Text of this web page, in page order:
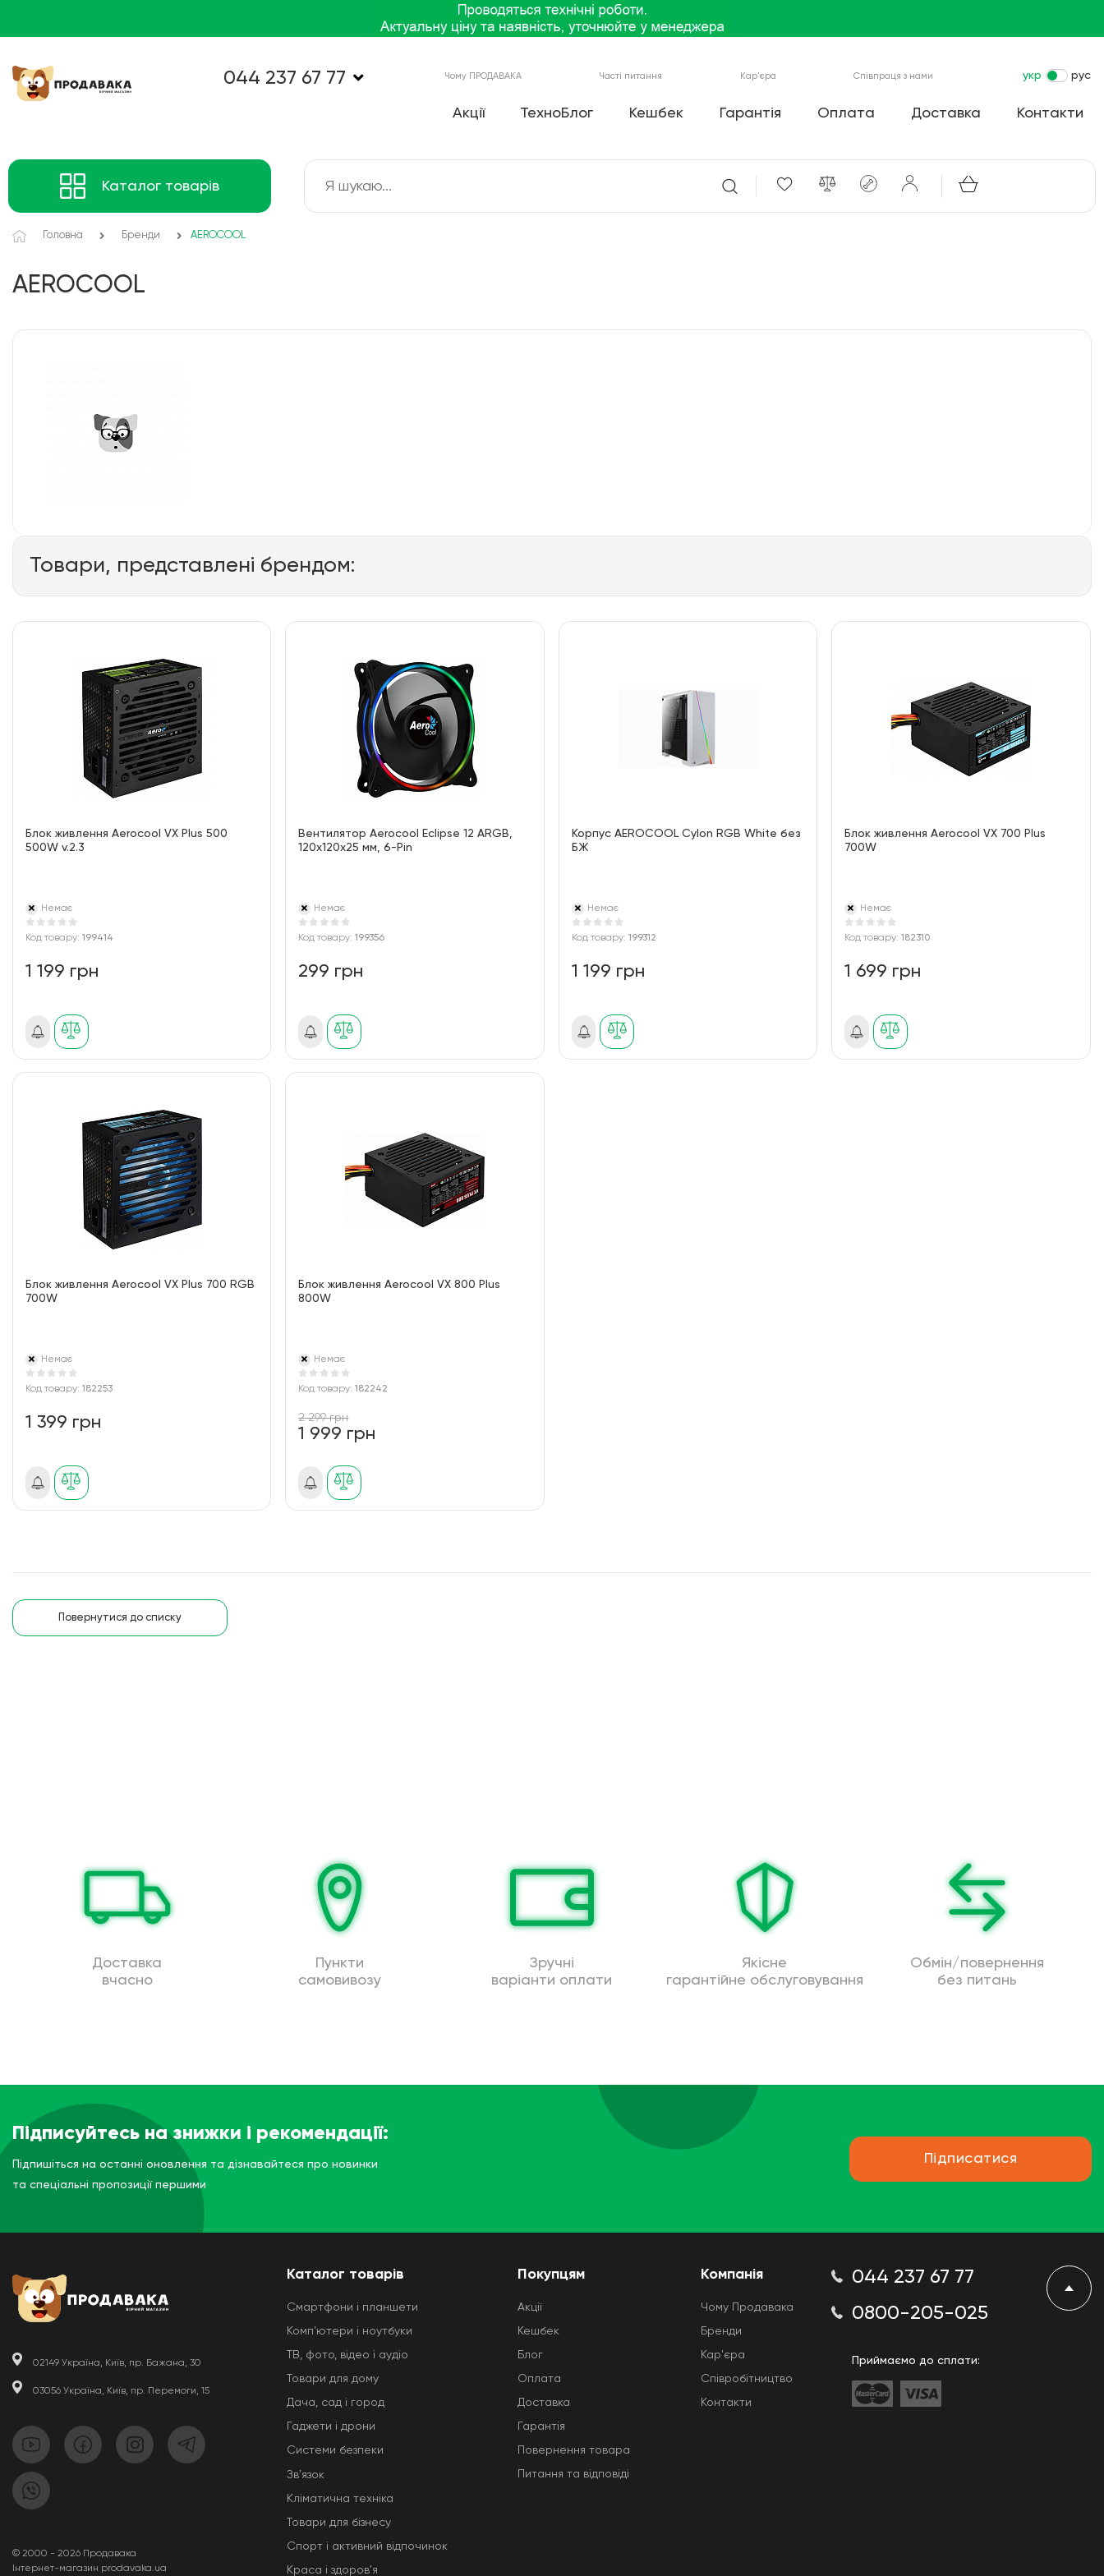
044 237 67 77 Чому ПРОДАВАКА Часті питання Кар'єра Співпраця з нами укр рус
Акції ТехноБлог Кешбек Гарантія Оплата Доставка Контакти
Каталог товарів
Головна Бренди AEROCOOL
AEROCOOL
Товари, представлені брендом:
Блок живлення Aerocool VX Plus 500
500W v.2.3
Немає
Код товару: 199414
1 199 грн
Вентилятор Aerocool Eclipse 12 ARGB,
120х120х25 мм, 6-Pin
Немає
Код товару:199356
299 грн
Корпус AEROCOOL Cylon RGB White без
БЖ
Немає
Код товару: 199312
1 199 грн
Блок живлення Aerocool VX 700 Plus
700W
Немає
Код товару:182310
1 699 грн
Блок живлення Aerocool VX Plus 700 RGB
700W
Немає
Код товару: 182253
1 399 грн
Блок живлення Aerocool VX 800 Plus
800W
Немає
Код товару:182242
2 299 грн
1 999 грн
Повернутися до списку
Доставка
вчасно
Пункти
самовивозу
Зручні
варіанти оплати
Якісне
гарантійне обслуговування
Обмін/повернення
без питань
Підписуйтесь на знижки і рекомендації:
Підпишіться на останні оновлення та дізнавайтеся про новинки
та спеціальні пропозиції першими
Підписатися
02149 Україна, Київ, пр. Бажана, 30
03056 Україна, Київ, пр. Перемоги, 15
© 2000 - 2026 Продавака
Інтернет-магазин prodavaka.ua
Каталог товарів
Смартфони і планшети
Комп'ютери і ноутбуки
ТВ, фото, відео і аудіо
Товари для дому
Дача, сад і город
Гаджети і дрони
Системи безпеки
Звʼязок
Кліматична техніка
Товари для бізнесу
Спорт і активний відпочинок
Краса і здоров'я
Покупцям
Акції
Кешбек
Блог
Оплата
Доставка
Гарантія
Повернення товара
Питання та відповіді
Компанія
Чому Продавака
Бренди
Кар'єра
Співробітництво
Контакти
044 237 67 77
0800-205-025
Приймаємо до сплати: